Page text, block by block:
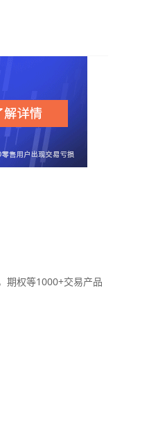
期权等1000+交易产品